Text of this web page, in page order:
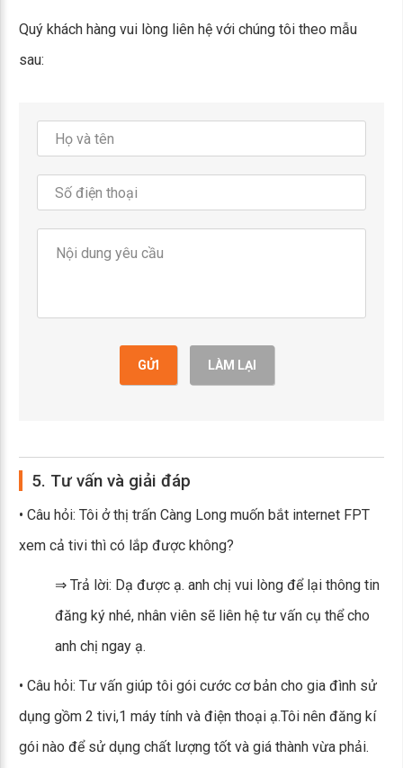
Quý khách hàng vui lòng liên hệ với chúng tôi theo mẫu
sau:
GỬI LÀM LẠI
5. Tư vấn và giải đáp
• Câu hỏi: Tôi ở thị trấn Càng Long muốn bắt internet FPT
xem cả tivi thì có lắp được không?
⇒ Trả lời: Dạ được ạ. anh chị vui lòng để lại thông tin
đăng ký nhé, nhân viên sẽ liên hệ tư vấn cụ thể cho
anh chị ngay ạ.
• Câu hỏi: Tư vấn giúp tôi gói cước cơ bản cho gia đình sử
dụng gồm 2 tivi,1 máy tính và điện thoại ạ.Tôi nên đăng kí
gói nào để sử dụng chất lượng tốt và giá thành vừa phải.